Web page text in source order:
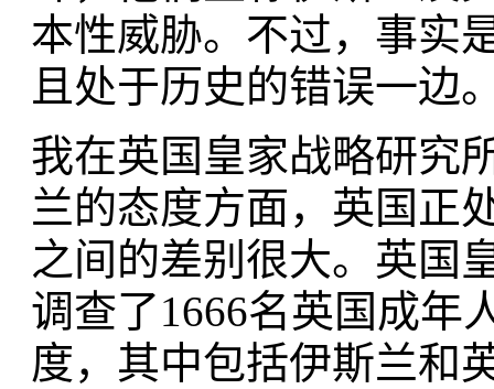
本性威胁。不过，事实
且处于历史的错误一边
我在英国皇家战略研究
兰的态度方面，英国正
之间的差别很大。英国
调查了1666名英国成年
度，其中包括伊斯兰和